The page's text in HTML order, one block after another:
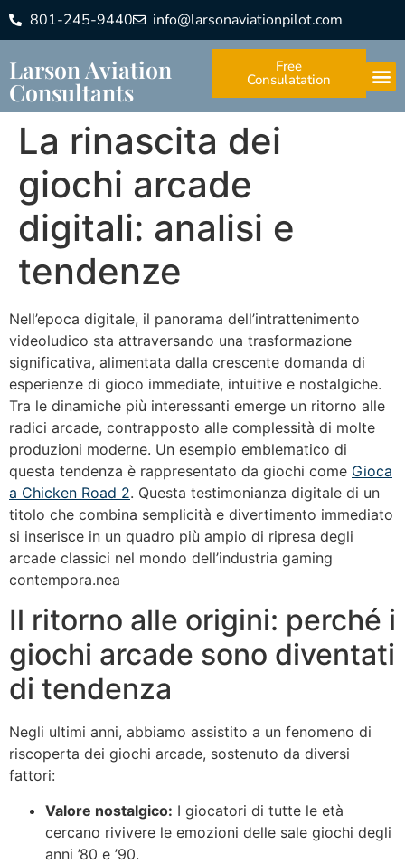
801-245-9440 info@larsonaviationpilot.com
Larson Aviation
Consultants
Free
Consulatation
La rinascita dei
giochi arcade
digitali: analisi e
tendenze
Nell’epoca digitale, il panorama dell’intrattenimento
videoludico sta attraversando una trasformazione
significativa, alimentata dalla crescente domanda di
esperienze di gioco immediate, intuitive e nostalgiche.
Tra le dinamiche più interessanti emerge un ritorno alle
radici arcade, contrapposto alle complessità di molte
produzioni moderne. Un esempio emblematico di
questa tendenza è rappresentato da giochi come Gioca
a Chicken Road 2. Questa testimonianza digitale di un
titolo che combina semplicità e divertimento immediato
si inserisce in un quadro più ampio di ripresa degli
arcade classici nel mondo dell’industria gaming
contempora.nea
Il ritorno alle origini: perché i
giochi arcade sono diventati
di tendenza
Negli ultimi anni, abbiamo assistito a un fenomeno di
riscoperta dei giochi arcade, sostenuto da diversi
fattori:
Valore nostalgico: I giocatori di tutte le età
cercano rivivere le emozioni delle sale giochi degli
anni ’80 e ’90.